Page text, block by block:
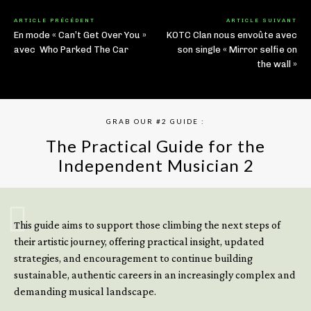
ARTICLE PRÉCÉDENT
En mode « Can’t Get Over You »
avec Who Parked The Car
ARTICLE SUIVANT
KOTC Clan nous envoûte avec
son single « Mirror selfie on
the wall »
GRAB OUR #2 GUIDE :
The Practical Guide for the
Independent Musician 2
This guide aims to support those climbing the next steps of
their artistic journey, offering practical insight, updated
strategies, and encouragement to continue building
sustainable, authentic careers in an increasingly complex and
demanding musical landscape.